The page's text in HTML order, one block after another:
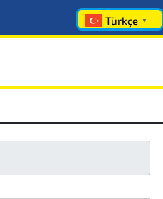
Türkçe ▼